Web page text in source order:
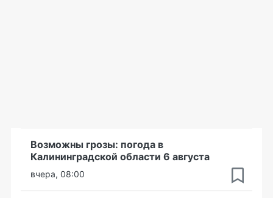
Возможны грозы: погода в
Калининградской области 6 августа
вчера, 08:00